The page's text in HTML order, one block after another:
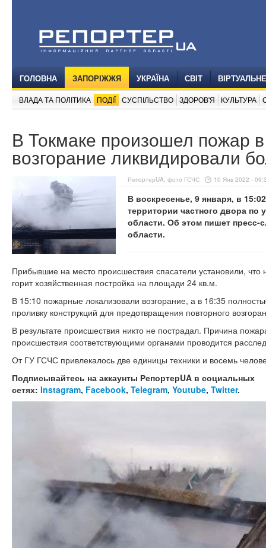
ГОЛОВНА ЗАПОРІЖЖЯ УКРАЇНА СВІТ
ВЛАДА ТА ПОЛІТИКА ПОДІЇ СУСПІЛЬСТВО ЗДОРОВ'Я КУЛЬТУРА
В Токмаке произошел пожар
возгорание ликвидировали
РепортерUA, фото ГСЧС 10 Янв 2022 -
В воскресенье, 9 января, в
территории частного двора по
области. Об этом пишет
области.
Прибывшие на место происшествия спасатели установили, что
горит хозяйственная постройка на площади 24 кв.м.
В 15:10 пожарные локализовали возгорание, а в 16:35
проливку конструкций для предотвращения повторного
В результате происшествия никто не пострадал. Причина
происшествия соответствующими органами проводится
От ГУ ГСЧС привлекалось две единицы техники и восемь
Подписывайтесь на аккаунты РепортерUA в социальных
сетях: Instagram, Facebook, Telegram, Youtube, Twitter.